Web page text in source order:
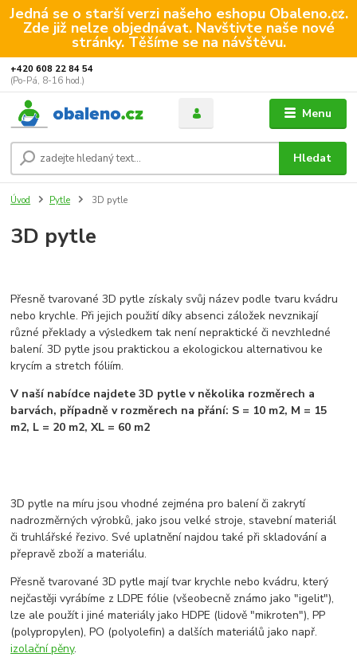
Jedná se o starší verzi našeho eshopu Obaleno.cz.
Zde již nelze objednávat. Navštivte naše nové
stránky. Těšíme se na návštěvu.
Menu
Hledat
+420 608 22 84 54
(Po-Pá, 8-16 hod.)
Úvod Pytle 3D pytle
3D pytle
Přesně tvarované 3D pytle získaly svůj název podle tvaru kvádru
nebo krychle. Při jejich použití díky absenci záložek nevznikají
různé překlady a výsledkem tak není nepraktické či nevzhledné
balení. 3D pytle jsou praktickou a ekologickou alternativou ke
krycím a stretch fóliím.
V naší nabídce najdete 3D pytle v několika rozměrech a
barvách, případně v rozměrech na přání: S = 10 m2, M = 15
m2, L = 20 m2, XL = 60 m2
3D pytle na míru jsou vhodné zejména pro balení či zakrytí
nadrozměrných výrobků, jako jsou velké stroje, stavební materiál
či truhlářské řezivo. Své uplatnění najdou také při skladování a
přepravě zboží a materiálu.
Přesně tvarované 3D pytle mají tvar krychle nebo kvádru, který
nejčastěji vyrábíme z LDPE fólie (všeobecně známo jako "igelit"),
lze ale použít i jiné materiály jako HDPE (lidově "mikroten"), PP
(polypropylen), PO (polyolefin) a dalších materiálů jako např.
izolační pěny.